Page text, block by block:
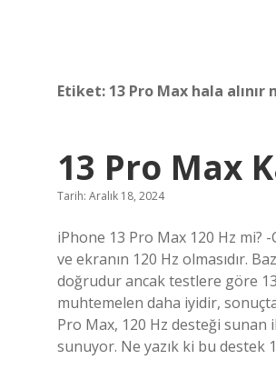
Etiket: 13 Pro Max hala alınır
13 Pro Max
Tarih: Aralık 18, 2024
iPhone 13 Pro Max 120 Hz mi?
ve ekranın 120 Hz olmasıdır.
doğrudur ancak testlere göre 13
muhtemelen daha iyidir,
Pro Max, 120 Hz desteği sunan
sunuyor. Ne yazık ki bu destek